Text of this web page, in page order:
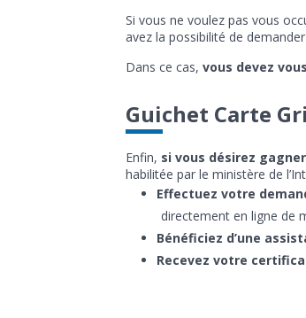
Si vous ne voulez pas vous
avez la possibilité de
Dans ce cas, vous devez
Guichet Carte
Enfin, si vous désirez
habilitée par le ministère de
Effectuez votre
directement en ligne de
Bénéficiez d’une
Recevez votre